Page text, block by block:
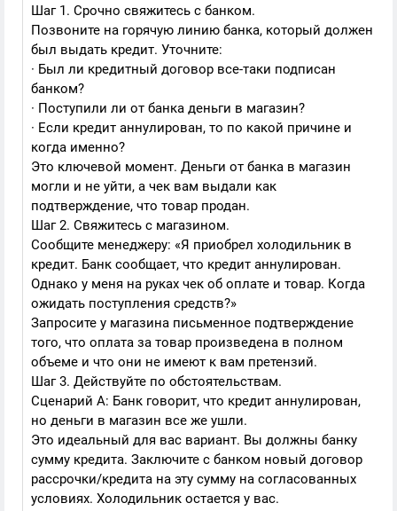
Шаг 1. Срочно свяжитесь с банком.
Позвоните на горячую линию банка, который должен
был выдать кредит. Уточните:
· Был ли кредитный договор все-таки подписан
банком?
· Поступили ли от банка деньги в магазин?
· Если кредит аннулирован, то по какой причине и
когда именно?
Это ключевой момент. Деньги от банка в магазин
могли и не уйти, а чек вам выдали как
подтверждение, что товар продан.
Шаг 2. Свяжитесь с магазином.
Сообщите менеджеру: «Я приобрел холодильник в
кредит. Банк сообщает, что кредит аннулирован.
Однако у меня на руках чек об оплате и товар. Когда
ожидать поступления средств?»
Запросите у магазина письменное подтверждение
того, что оплата за товар произведена в полном
объеме и что они не имеют к вам претензий.
Шаг 3. Действуйте по обстоятельствам.
Сценарий А: Банк говорит, что кредит аннулирован,
но деньги в магазин все же ушли.
Это идеальный для вас вариант. Вы должны банку
сумму кредита. Заключите с банком новый договор
рассрочки/кредита на эту сумму на согласованных
условиях. Холодильник остается у вас.